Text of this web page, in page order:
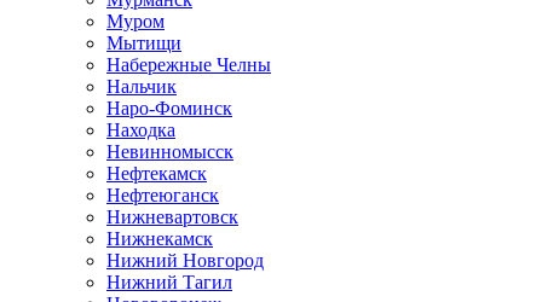
Муром
Мытищи
Набережные Челны
Нальчик
Наро-Фоминск
Находка
Невинномысск
Нефтекамск
Нефтеюганск
Нижневартовск
Нижнекамск
Нижний Новгород
Нижний Тагил